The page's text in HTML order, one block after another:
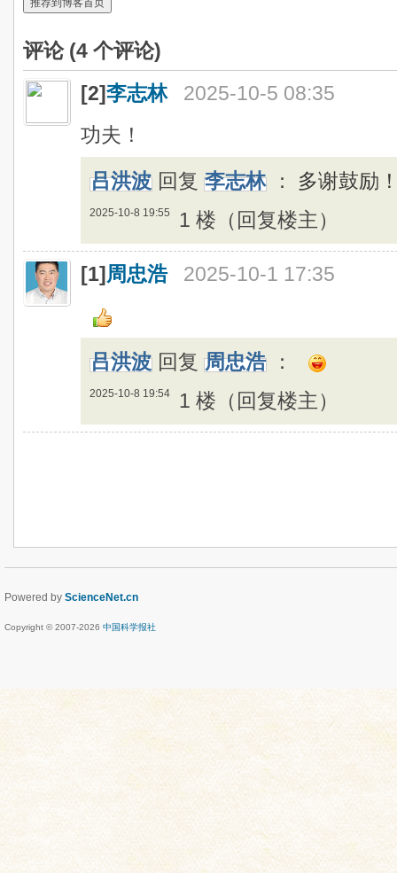
推荐到博客首页
评论 (4 个评论)
[2]李志林
2025-10-5 08:35
功夫！
吕洪波 回复 李志林 ： 多谢鼓励
2025-10-8 19:55 1 楼（回复楼主）
[1]周忠浩 2025-10-1 17:35
吕洪波 回复 周忠浩 ：
2025-10-8 19:54 1 楼（回复楼主）
Powered by ScienceNet.cn
Copyright © 2007-2026 中国科学报社